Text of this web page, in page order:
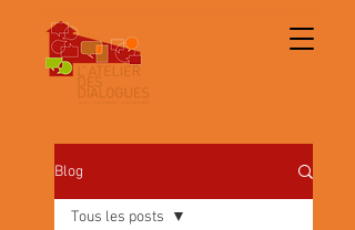
Blog
Tous les posts